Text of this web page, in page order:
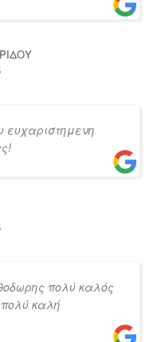
ευχαριστημενη
πολύ καλός
πολύ καλή